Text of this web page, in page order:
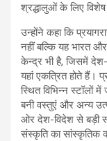
श्रद्धालुओं के लिए
उन्होंने कहा कि
नहीं बल्कि यह भारत
केन्द्र भी है, जिसमें देश-
यहां एकत्रित होते हैं।
स्थित विभिन्न स्टॉलों
बनी वस्तुएं और अन्य
ओर देश-विदेश से बड़ी
संस्कृति का सांस्कृतिक